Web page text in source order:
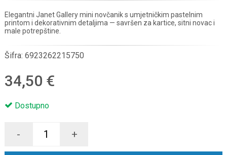
Elegantni Janet Gallery mini novčanik s umjetničkim pastelnim
printom i dekorativnim detaljima — savršen za kartice, sitni novac i
male potrepštine.
Šifra: 6923262215750
34,50 €
Dostupno
- +